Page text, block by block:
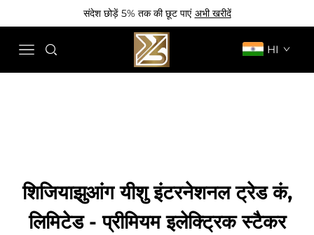
संदेश छोड़ें 5% तक की छूट पाएं अभी खरीदें
HI
शिजियाझुआंग यीशु इंटरनेशनल ट्रेड कं,
लिमिटेड - प्रीमियम इलेक्ट्रिक स्टैकर